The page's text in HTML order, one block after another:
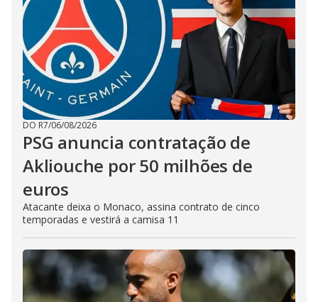
DO R7/06/08/2026
PSG anuncia contratação de
Akliouche por 50 milhões de
euros
Atacante deixa o Monaco, assina contrato de cinco
temporadas e vestirá a camisa 11